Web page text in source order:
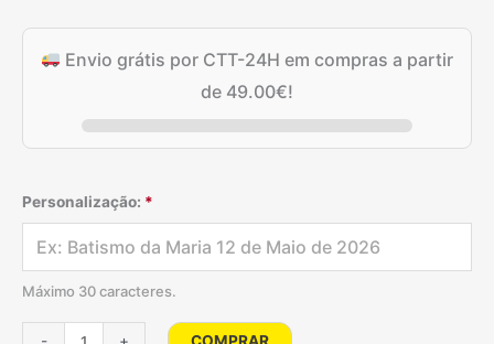
Envio grátis por CTT-24H em compras a partir
de 49.00€!
Personalização: *
Máximo 30 caracteres.
Quantidade
COMPRAR